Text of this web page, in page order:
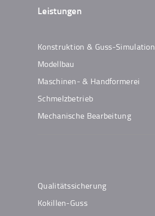
Leistungen
Konstruktion & Guss-Simulation
Modellbau
Maschinen- & Handformerei
Schmelzbetrieb
Mechanische Bearbeitung
Qualitätssicherung
Kokillen-Guss